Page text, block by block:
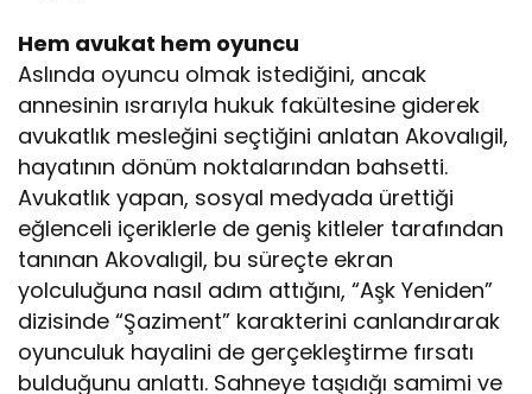
Hem avukat hem oyuncu
Aslında oyuncu olmak istediğini, ancak
annesinin ısrarıyla hukuk fakültesine giderek
avukatlık mesleğini seçtiğini anlatan Akovalıgil,
hayatının dönüm noktalarından bahsetti.
Avukatlık yapan, sosyal medyada ürettiği
eğlenceli içeriklerle de geniş kitleler tarafından
tanınan Akovalıgil, bu süreçte ekran
yolculuğuna nasıl adım attığını, “Aşk Yeniden”
dizisinde “Şaziment” karakterini canlandırarak
oyunculuk hayalini de gerçekleştirme fırsatı
bulduğunu anlattı. Sahneye taşıdığı samimi ve